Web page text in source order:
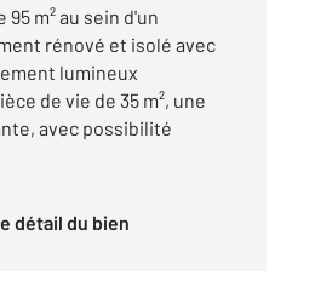
m² au sein d'un
rénové et isolé avec
lumineux
de vie de 35 m², une
avec possibilité
le détail du bien